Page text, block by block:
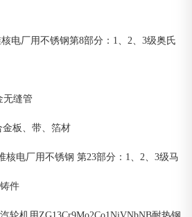
电厂用不锈钢第8部分：1、2、3级奥氏
无缝管
金板、带、箔材
核电厂用不锈钢 第23部分：1、2、3级马
件